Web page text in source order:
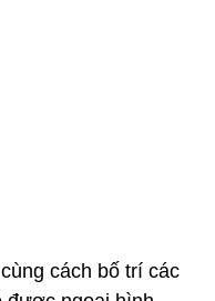
cách bố trí các